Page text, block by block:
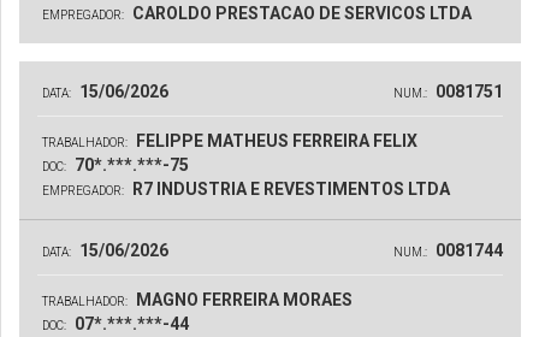
EMPREGADOR: CAROLDO PRESTACAO DE SERVICOS LTDA
DATA: 15/06/2026 NUM.: 0081751
TRABALHADOR: FELIPPE MATHEUS FERREIRA FELIX
DOC: 70*.***.***-75
EMPREGADOR: R7 INDUSTRIA E REVESTIMENTOS LTDA
DATA: 15/06/2026 NUM.: 0081744
TRABALHADOR: MAGNO FERREIRA MORAES
DOC: 07*.***.***-44